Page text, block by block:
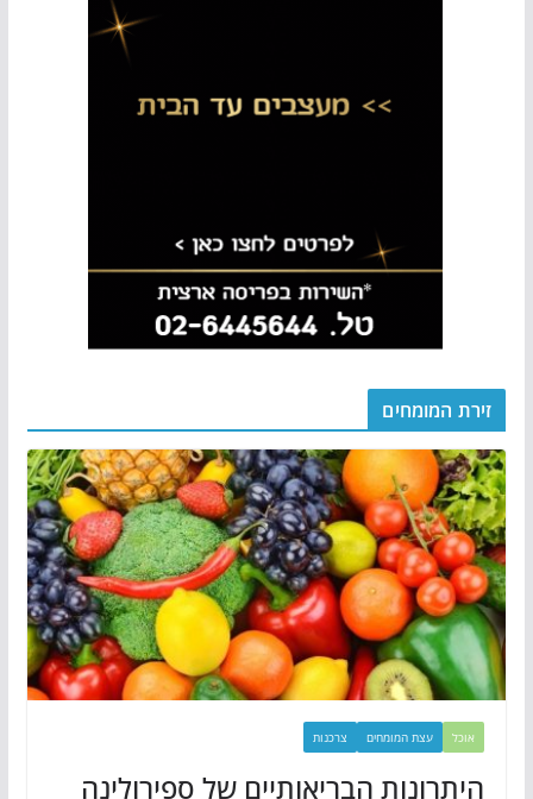
זירת המומחים
אוכל עצת המומחים צרכנות
היתרונות הבריאותיים של ספירולינה